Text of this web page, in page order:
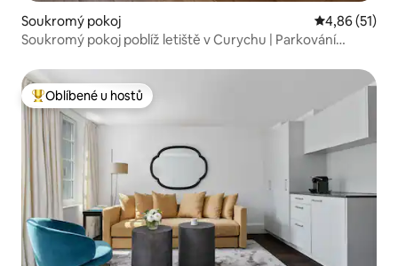
Soukromý pokoj Průměrné
4,86 (51)
Soukromý pokoj poblíž letiště v Curychu | Parkování
Nejlepší v kategorii Oblíbené u hostů
Oblíbené u hostů